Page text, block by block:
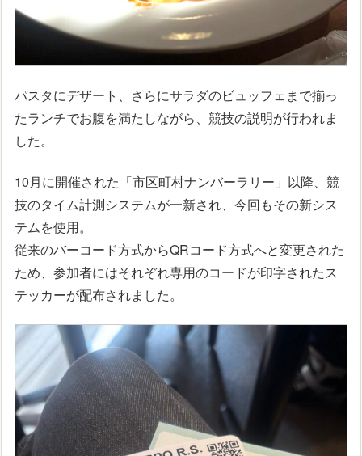
パスタにデザート、さらにサラダのビュッフェまで揃っ
たランチでお腹を満たしながら、競技の説明が行われま
した。
10月に開催された「市区町村ナンバーラリー」以降、競
技のタイム計測システムが一新され、今回もその新シス
テムを使用。
従来のバーコード方式からQRコード方式へと変更された
ため、参加者にはそれぞれ専用のコードが印字されたス
テッカーが配布されました。